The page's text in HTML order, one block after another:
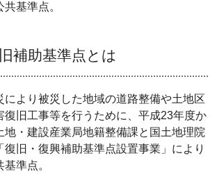
基準点。
補助基準点とは
より被災した地域の道路整備や土地区
復旧工事等を行うために、平成23年度か
地・建設産業局地籍整備課と国土地理院
復旧・復興補助基準点設置事業」により
準点。